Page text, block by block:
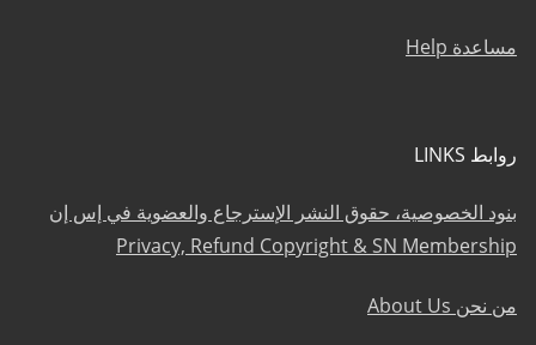
مساعدة Help
روابط LINKS
بنود الخصوصية، حقوق النشر الإسترجاع والعضوية في إس إن
Privacy, Refund Copyright & SN Membership
من نحن About Us